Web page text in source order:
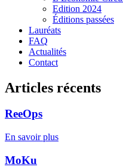
Edition 2024
Éditions passées
Lauréats
FAQ
Actualités
Contact
Articles récents
ReeOps
En savoir plus
MoKu